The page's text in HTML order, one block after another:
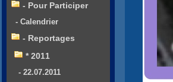
- Pour Participer
- Calendrier
- Reportages
* 2011
- 22.07.2011